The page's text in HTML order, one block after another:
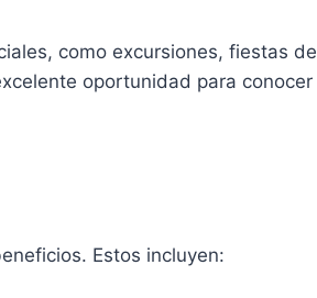
como excursiones, fiestas de
oportunidad para conocer
Estos incluyen: